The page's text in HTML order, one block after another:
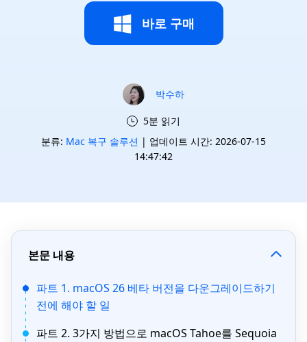
바로 구매
박수하
5분 읽기
분류: Mac 복구 솔루션 | 업데이트 시간: 2026-07-15
14:47:42
본문 내용
파트 1. macOS 26 베타 버전을 다운그레이드하기
전에 해야 할 일
파트 2. 3가지 방법으로 macOS Tahoe를 Sequoia